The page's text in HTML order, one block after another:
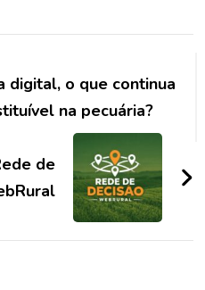
digital, o que continua
na pecuária?
de